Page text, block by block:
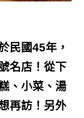
民國45年，
名店！從下
、小菜、湯
再訪！另外